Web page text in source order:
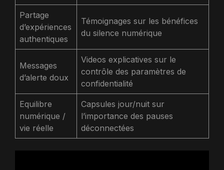
Partage
d’expériences
authentiques
Témoignages sur les bénéfices
du silence numérique
Messages
d’alerte doux
Videos explicatives sur le
contrôle des paramètres de
confidentialité
Equilibre
numérique /
vie réelle
Capsules jour/nuit sur
l’importance des pauses
déconnectées